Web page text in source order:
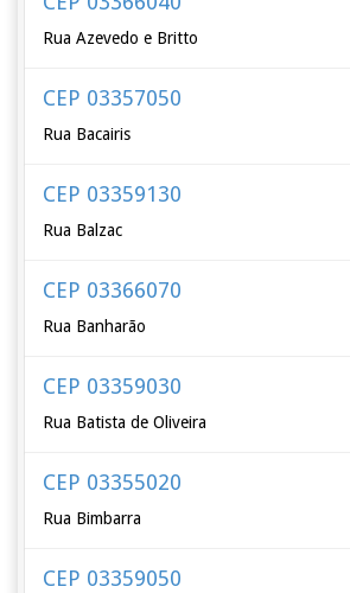
Rua Azevedo e Britto
CEP 03357050
Rua Bacairis
CEP 03359130
Rua Balzac
CEP 03366070
Rua Banharão
CEP 03359030
Rua Batista de Oliveira
CEP 03355020
Rua Bimbarra
CEP 03359050